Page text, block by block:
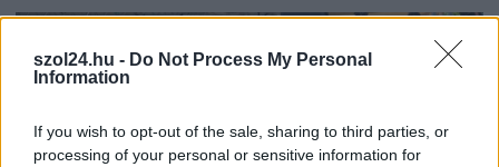
szol24.hu - Do Not Process My Personal
Information
If you wish to opt-out of the sale, sharing to third parties, or
processing of your personal or sensitive information for